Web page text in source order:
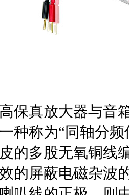
保真放大器与音
种称为“同轴分频
的多股无氧铜线
的屏蔽电磁杂波